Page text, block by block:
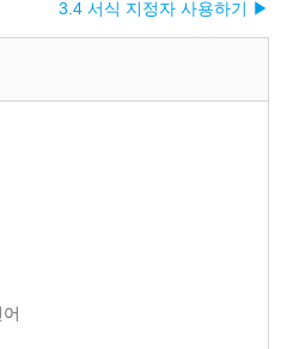
3.4 서식 지정자 사용하기 ▶︎